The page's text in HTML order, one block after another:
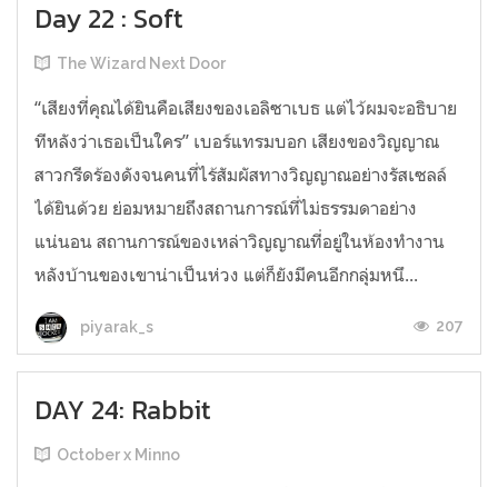
Day 22 : Soft
The Wizard Next Door
“เสียงที่คุณได้ยินคือเสียงของเอลิซาเบธ แต่ไว้ผมจะอธิบาย
ทีหลังว่าเธอเป็นใคร” เบอร์แทรมบอก เสียงของวิญญาณ
สาวกรีดร้องดังจนคนที่ไร้สัมผัสทางวิญญาณอย่างรัสเซลล์
ได้ยินด้วย ย่อมหมายถึงสถานการณ์ที่ไม่ธรรมดาอย่าง
แน่นอน สถานการณ์ของเหล่าวิญญาณที่อยู่ในห้องทำงาน
หลังบ้านของเขาน่าเป็นห่วง แต่ก็ยังมีคนอีกกลุ่มหนึ...
piyarak_s 207
DAY 24: Rabbit
October x Minno